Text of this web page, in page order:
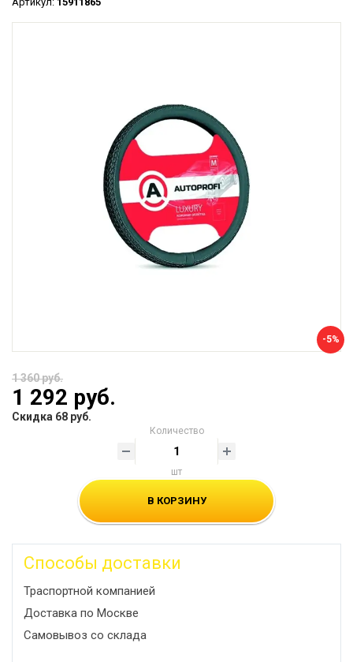
-5%
1 360 руб.
1 292 руб.
Скидка 68 руб.
Количество
шт
В КОРЗИНУ
Способы доставки
Траспортной компанией
Доставка по Москве
Самовывоз со склада